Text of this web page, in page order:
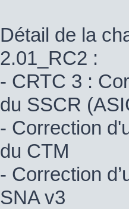
Détail de la
2.01_RC2 :
- CRTC 3 :
du SSCR
- Correction
du CTM
- Correction
SNA v3